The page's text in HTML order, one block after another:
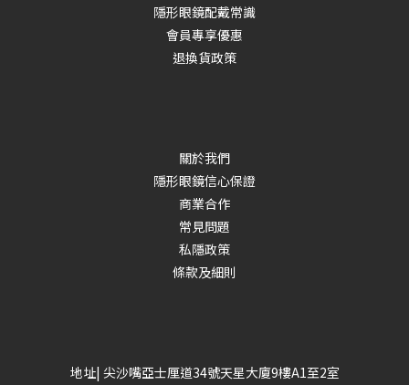
隱形眼鏡配戴常識
會員專享優惠
退換貨政策
關於我們
隱形眼鏡信心保證
商業合作
常見問題
私隱政策
條款及細則
地址| 尖沙嘴亞士厘道34號天星大廈9樓A1至2室